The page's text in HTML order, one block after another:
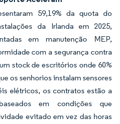
59,19% da quota do
da Irlanda em 2025,
em manutenção MEP,
com a segurança contra
stock de escritórios onde 60%
os senhorios instalam sensores
elétricos, os contratos estão a
em condições que
evitado em vez das horas